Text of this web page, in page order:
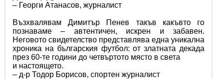
– Георги Атанасов, журналист
Възхвалявам Димитър Пенев такъв какъвто го
познаваме – автентичен, искрен и забавен.
Неговото свидетелство представлява една уникална
хроника на българския футбол: от златната декада
през 60-те години до четвъртото място в света
и настоящето.
– д-р Тодор Борисов, спортен журналист